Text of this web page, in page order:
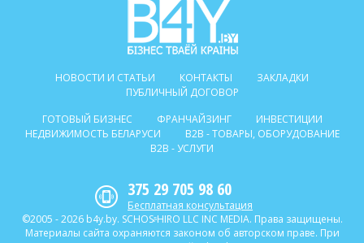
НОВОСТИ И СТАТЬИ КОНТАКТЫ
ЗАКЛАДКИ
ПУБЛИЧНЫЙ ДОГОВОР
ГОТОВЫЙ БИЗНЕС
ФРАНЧАЙЗИНГ
ИНВЕСТИЦИИ
НЕДВИЖИМОСТЬ БЕЛАРУСИ
B2B - ТОВАРЫ, ОБОРУДОВАНИЕ
B2B - УСЛУГИ
375 29 705 98 60
Бесплатная консультация
©2005 - 2026 b4y.by. SCHOSᶳHIRO LLC INC MEDIA. Права защищены.
Материалы сайта охраняются законом об авторском праве. При